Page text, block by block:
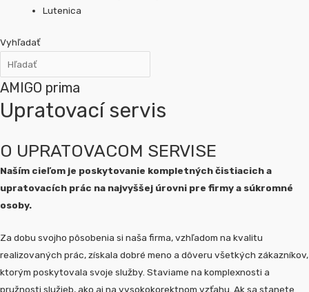
Lutenica
Vyhľadať
AMIGO prima
Upratovací servis
O UPRATOVACOM SERVISE
Naším cieľom je poskytovanie kompletných čistiacich a
upratovacích prác na najvyššej úrovni pre firmy a súkromné
osoby.
Za dobu svojho pôsobenia si naša firma, vzhľadom na kvalitu
realizovaných prác, získala dobré meno a dôveru všetkých zákazníkov,
ktorým poskytovala svoje služby. Staviame na komplexnosti a
pružnosti služieb, ako aj na vysokokorektnom vzťahu. Ak sa stanete